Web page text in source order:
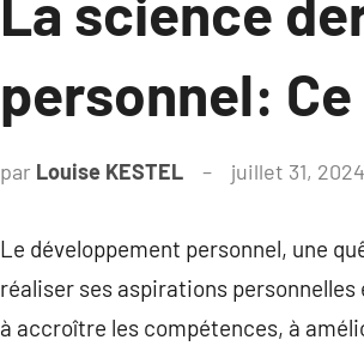
personnel:
par Louise KESTEL juillet 31, 2024
Le développement personnel, une
réaliser ses aspirations
à accroître les compétences, à